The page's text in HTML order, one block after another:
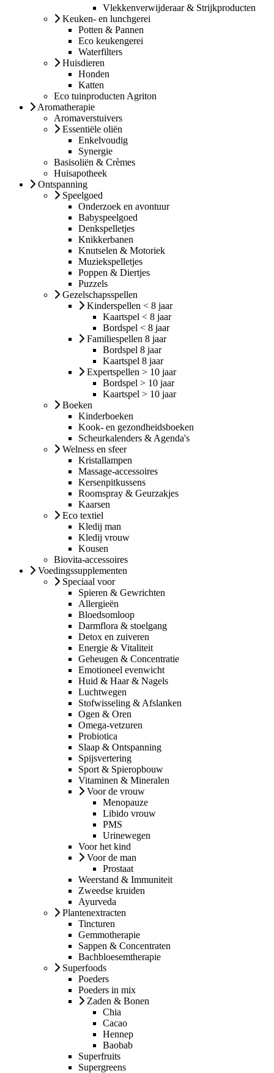
Vlekkenverwijderaar & Strijkproducten
Keuken- en lunchgerei
Potten & Pannen
Eco keukengerei
Waterfilters
Huisdieren
Honden
Katten
Eco tuinproducten Agriton
Aromatherapie
Aromaverstuivers
Essentiële oliën
Enkelvoudig
Synergie
Basisoliën & Crèmes
Huisapotheek
Ontspanning
Speelgoed
Onderzoek en avontuur
Babyspeelgoed
Denkspelletjes
Knikkerbanen
Knutselen & Motoriek
Muziekspelletjes
Poppen & Diertjes
Puzzels
Gezelschapsspellen
Kinderspellen < 8 jaar
Kaartspel < 8 jaar
Bordspel < 8 jaar
Familiespellen 8 jaar
Bordspel 8 jaar
Kaartspel 8 jaar
Expertspellen > 10 jaar
Bordspel > 10 jaar
Kaartspel > 10 jaar
Boeken
Kinderboeken
Kook- en gezondheidsboeken
Scheurkalenders & Agenda's
Welness en sfeer
Kristallampen
Massage-accessoires
Kersenpitkussens
Roomspray & Geurzakjes
Kaarsen
Eco textiel
Kledij man
Kledij vrouw
Kousen
Biovita-accessoires
Voedingssupplementen
Speciaal voor
Spieren & Gewrichten
Allergieën
Bloedsomloop
Darmflora & stoelgang
Detox en zuiveren
Energie & Vitaliteit
Geheugen & Concentratie
Emotioneel evenwicht
Huid & Haar & Nagels
Luchtwegen
Stofwisseling & Afslanken
Ogen & Oren
Omega-vetzuren
Probiotica
Slaap & Ontspanning
Spijsvertering
Sport & Spieropbouw
Vitaminen & Mineralen
Voor de vrouw
Menopauze
Libido vrouw
PMS
Urinewegen
Voor het kind
Voor de man
Prostaat
Weerstand & Immuniteit
Zweedse kruiden
Ayurveda
Plantenextracten
Tincturen
Gemmotherapie
Sappen & Concentraten
Bachbloesemtherapie
Superfoods
Poeders
Poeders in mix
Zaden & Bonen
Chia
Cacao
Hennep
Baobab
Superfruits
Supergreens